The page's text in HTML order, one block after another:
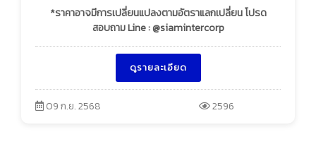
*ราคาอาจมีการเปลี่ยนแปลงตามอัตราแลกเปลี่ยน โปรด
สอบถาม Line : @siamintercorp
ดูรายละเอียด
09 ก.ย. 2568 2596